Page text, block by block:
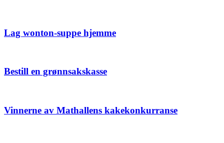
Lag wonton-suppe hjemme
Bestill en grønnsakskasse
Vinnerne av Mathallens kakekonkurranse